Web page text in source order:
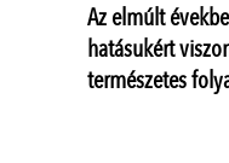
Az elmúlt
hatásukért
természetes